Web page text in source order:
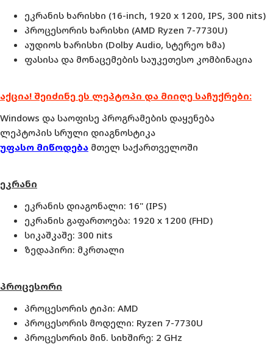
ეკრანის ხარისხი (16-inch, 1920 x 1200, IPS, 300 nits)
პროცესორის ხარისხი (AMD Ryzen 7-7730U)
აუდიოს ხარისხი (Dolby Audio, სტერეო ხმა)
ფასისა და მონაცემების საუკეთესო კომბინაცია
აქცია! შეიძინე ეს ლეპტოპი და მიიღე საჩუქრები:
Windows და საოფისე პროგრამების დაყენება
ლეპტოპის სრული დიაგნოსტიკა
უფასო მიწოდება მთელ საქართველოში
ეკრანი
ეკრანის დიაგონალი: 16" (IPS)
ეკრანის გაფართოება: 1920 x 1200 (FHD)
სიკაშკაშე: 300 nits
ზედაპირი: მკრთალი
პროცესორი
პროცესორის ტიპი: AMD
პროცესორის მოდელი: Ryzen 7-7730U
პროცესორის მინ. სიხშირე: 2 GHz